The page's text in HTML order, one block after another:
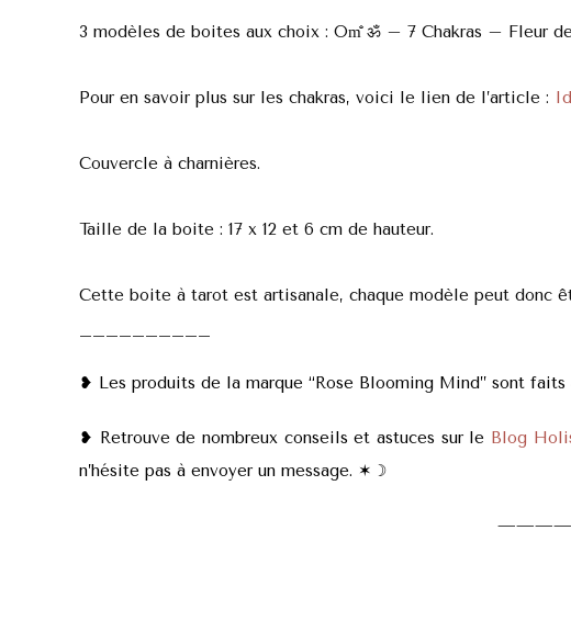
3 modèles de boites aux choix : Om̐ ॐ – 7 Chakras – Fleur
Pour en savoir plus sur les chakras, voici le lien de l’article :
Couvercle à charnières.
Taille de la boite : 17 x 12 et 6 cm de hauteur.
Cette boite à tarot est artisanale, chaque modèle peut donc
❥ Les produits de la marque “Rose Blooming Mind” sont
❥ Retrouve de nombreux conseils et astuces sur le Blog
n’hésite pas à envoyer un message. ✶ ☽